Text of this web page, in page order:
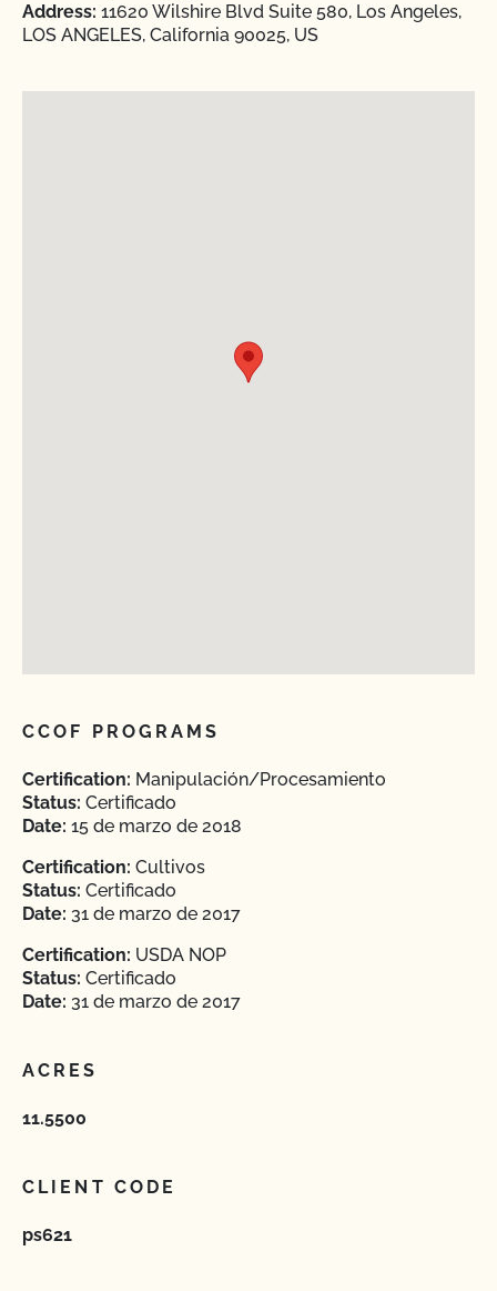
Address: 11620 Wilshire Blvd Suite 580, Los Angeles,
LOS ANGELES, California 90025, US
CCOF PROGRAMS
Certification: Manipulación/Procesamiento
Status: Certificado
Date: 15 de marzo de 2018
Certification: Cultivos
Status: Certificado
Date: 31 de marzo de 2017
Certification: USDA NOP
Status: Certificado
Date: 31 de marzo de 2017
ACRES
11.5500
CLIENT CODE
ps621